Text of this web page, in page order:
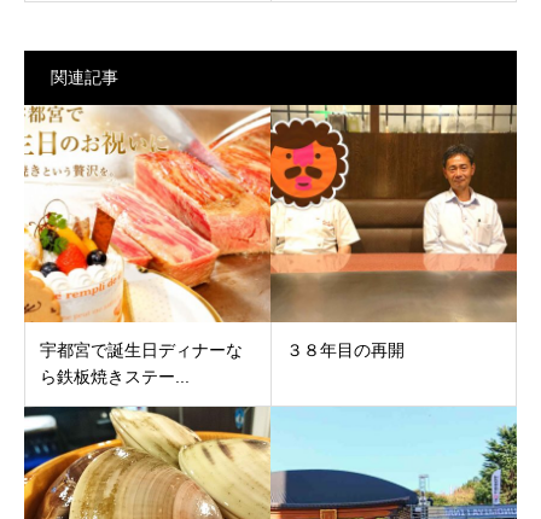
関連記事
宇都宮で誕生日ディナーな
ら鉄板焼きステー...
３８年目の再開